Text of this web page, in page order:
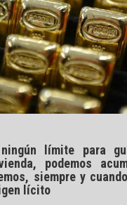
límite para
podemos
siempre y
lícito